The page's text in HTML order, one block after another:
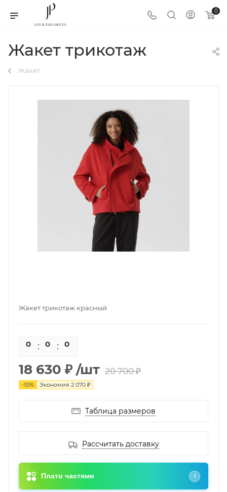
0
Жакет трикотаж
Жакет
Жакет трикотаж красный
0 0 0
18 630 ₽ /шт 20 700 ₽
-10% Экономия 2 070 ₽
Таблица размеров
Рассчитать доставку
Плати частями i